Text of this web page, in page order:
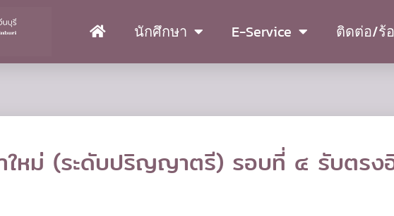
นักศึกษา E-Service ติดต่อ/ร้
ใหม่ (ระดับปริญญาตรี) รอบที่ ๔ รับตรง